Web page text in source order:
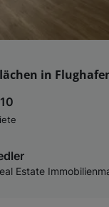
in
Estate